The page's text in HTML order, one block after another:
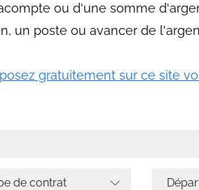
ou d'une somme
un poste ou avancer de
gratuitement sur ce site